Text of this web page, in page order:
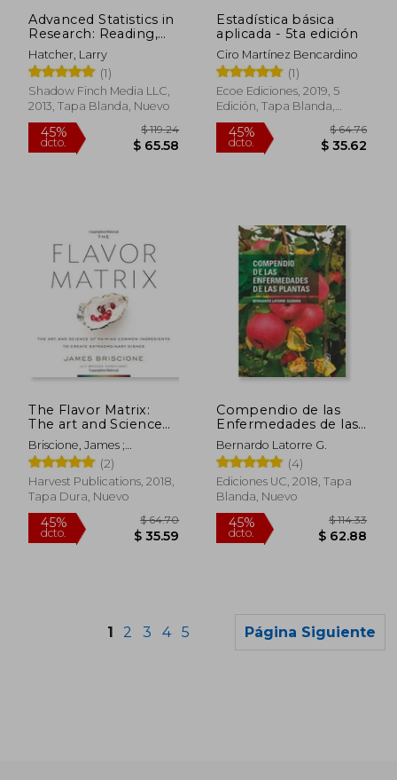
$ 46.57
Advanced Statistics in
Research: Reading,
Understanding, and
Writing up Data
Analysis Results (en
Inglés)
Hatcher, Larry
(1)
Shadow Finch Media LLC,
2013, Tapa Blanda, Nuevo
Estadística básica
aplicada - 5ta edición
Ciro Martínez Bencardino
(1)
Ecoe Ediciones, 2019, 5
Edición, Tapa Blanda,
Nuevo
The Flavor Matrix:
The art and Science
of Pairing Common
Ingredients to Create
Extraordinary Dishes
(en Inglés)
Briscione, James ;
Parkhurst, Brooke
(2)
Harvest Publications, 2018,
Tapa Dura, Nuevo
Compendio de las
Enfermedades de las
Plantas.
Bernardo Latorre G.
(4)
Ediciones UC, 2018, Tapa
Blanda, Nuevo
1 2 3 4 5 Página Siguiente